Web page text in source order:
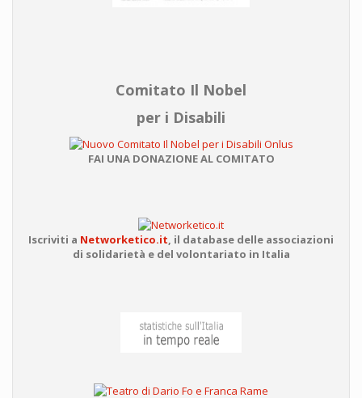
Comitato Il Nobel
per i Disabili
FAI UNA DONAZIONE AL COMITATO
Iscriviti a Networketico.it, il database delle associazioni
di solidarietà e del volontariato in Italia